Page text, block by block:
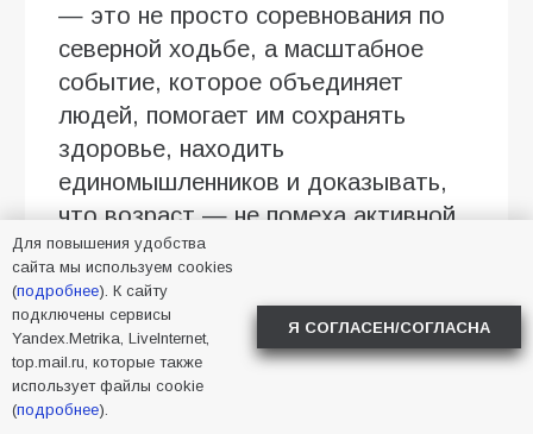
— это не просто соревнования по
северной ходьбе, а масштабное
событие, которое объединяет
людей, помогает им сохранять
здоровье, находить
единомышленников и доказывать,
что возраст — не помеха активной
и насыщенной жизни. Для батайских
спортсменов участие в фестивале
— ещё и способ показать, что
забота о себе может быть не
рутиной, а источником радости и
гордости.
Для повышения удобства
сайта мы используем cookies
(подробнее). К сайту
подключены сервисы
Yandex.Metrika, LiveInternet,
top.mail.ru, которые также
использует файлы cookie
(подробнее).
Я СОГЛАСЕН/СОГЛАСНА